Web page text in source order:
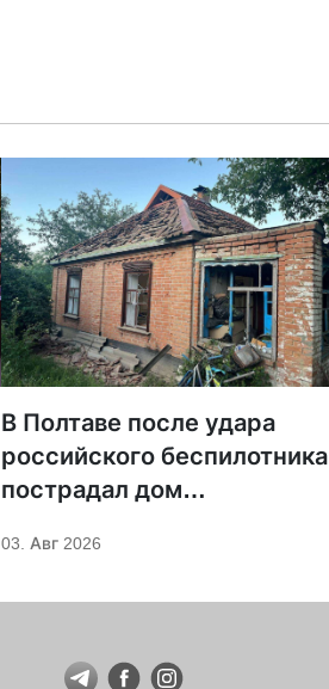
В Полтаве после удара
российского беспилотника
пострадал дом
03. Авг 2026